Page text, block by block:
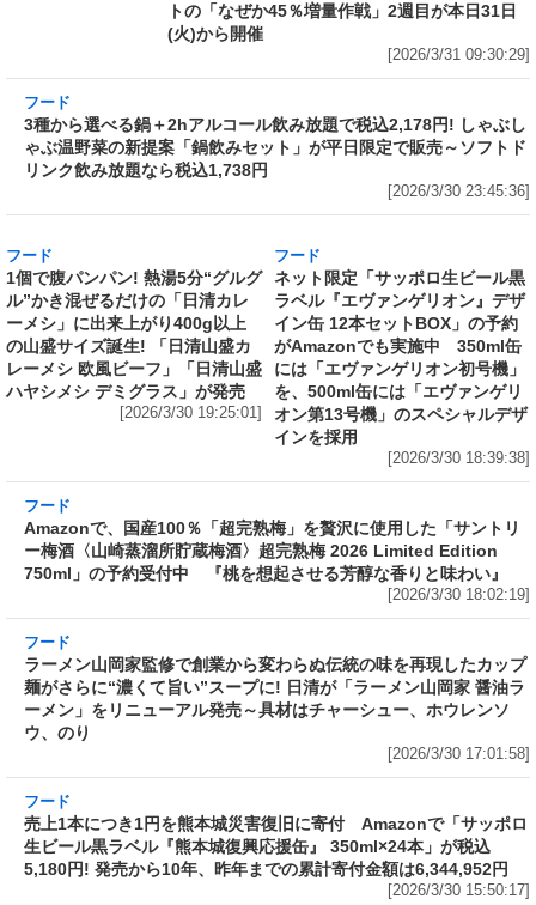
トの「なぜか45％増量作戦」2週目が本日31日
(火)から開催
[2026/3/31 09:30:29]
3種から選べる鍋＋2hアルコール飲み放題で税
込2,178円! しゃぶしゃぶ温野菜の新提案「鍋飲
みセット」が平日限定で販売～ソフトドリンク
[2026/3/30 23:45:36]
ーメシ」に出来上がり400g以上
の山盛サイズ誕生! 「日清山盛カ
レーメシ 欧風ビーフ」「日清山盛
ハヤシメシ デミグラス」が発売
[2026/3/30 19:25:01]
フード
ネット限定「サッポロ生ビール黒
ラベル『エヴァンゲリオン』デザ
イン缶 12本セットBOX」の予約
には「エヴァンゲリオン初号機」
を、500ml缶には「エヴァンゲリ
オン第13号機」のスペシャルデザ
[2026/3/30 18:39:38]
フード
Amazonで、国産100％「超完熟梅」を贅沢に使用した「サントリ
ー梅酒〈山崎蒸溜所貯蔵梅酒〉超完熟梅 2026 Limited Edition
750ml」の予約受付中 『桃を想起させる芳醇な香りと味わい』
[2026/3/30 18:02:19]
フード
ラーメン山岡家監修で創業から変わらぬ伝統の味を再現したカップ
麺がさらに“濃くて旨い”スープに! 日清が「ラーメン山岡家 醤油ラ
ーメン」をリニューアル発売～具材はチャーシュー、ホウレンソ